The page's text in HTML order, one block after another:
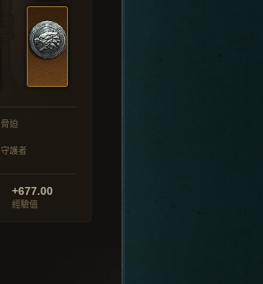
脅迫
守護者
+677.00
經驗值